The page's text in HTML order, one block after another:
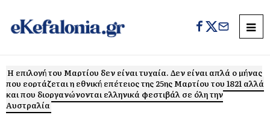
Η επιλογή του Μαρτίου δεν είναι τυχαία. Δεν είναι απλά ο μήνας
που εορτάζεται η εθνική επέτειος της 25ης Μαρτίου του 1821 αλλά
και που διοργανώνονται ελληνικά φεστιβάλ σε όλη την
Αυστραλία